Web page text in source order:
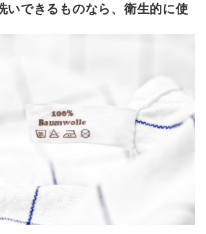
いできるものなら、衛生的に使